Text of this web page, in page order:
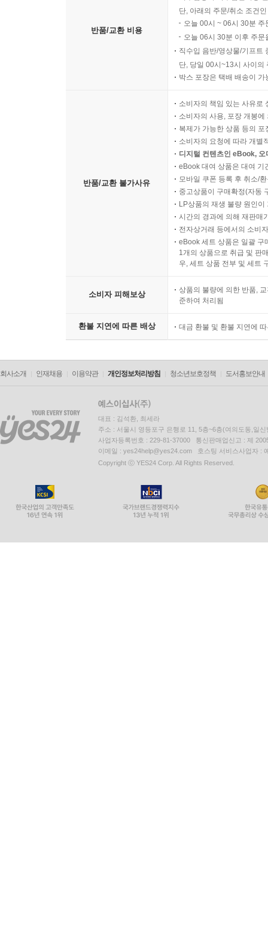
반품/교환 비용
단, 아래의 주문/취소 조건
오늘 00시 ~ 06시 30분
오늘 06시 30분 이후 주
직수입 음반/영상물/기프트
단, 당일 00시~13시 사이의
박스 포장은 택배 배송이
반품/교환 불가사유
소비자의 책임 있는 사유로
소비자의 사용, 포장 개봉
복제가 가능한 상품 등의
소비자의 요청에 따라 개별
디지털 컨텐츠인 eBook,
eBook 대여 상품은 대여 기
모바일 쿠폰 등록 후 취소/
중고상품이 구매확정(자동
LP상품의 재생 불량 원인
시간의 경과에 의해 재판매
전자상거래 등에서의 소비
eBook 세트 상품은 일괄 구
1개의 상품으로 취급 및 판
우, 세트 상품 전부 및 세트
소비자 피해보상
상품의 불량에 의한 반품,
준하여 처리됨
환불 지연에 따른 배상 대금 환불 및 환불 지연에
회사소개 인재채용 이용약관 개인정보처리방침 청소년보호정책 도서홍보안내
대표 : 김석환, 최세라
주소 : 서울시 영등포구 은행로 11, 5층~6층(여의도동,일신
사업자등록번호 : 229-81-37000 통신판매업신고 : 제
이메일 : yes24help@yes24.com 호스팅 서비스사업자 :
Copyright ⓒ YES24 Corp. All Rights Reserved.